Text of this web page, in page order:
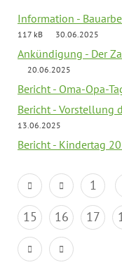
Information -
117 kB
30.06.2025
Ankündigung - Der
20.06.2025
Bericht - Oma-Opa-
Bericht - Vorstellung
13.06.2025
Bericht - Kindertag
1
15
16 17